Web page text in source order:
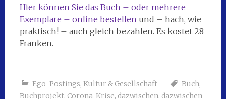
Hier können Sie das Buch – oder mehrere
Exemplare – online bestellenund – hach, wie
praktisch! – auch gleich bezahlen. Es kostet 28
Franken.
Ego-Postings, Kultur & Gesellschaft Buch,
Buchprojekt, Corona-Krise, dazwischen, dazwischen